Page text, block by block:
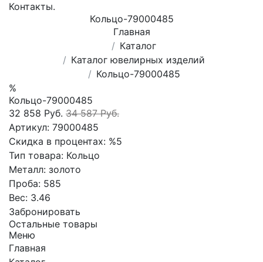
Контакты.
Кольцо-79000485
Главная
Каталог
Каталог ювелирных изделий
Кольцо-79000485
%
Кольцо-79000485
32 858 Руб. 34 587 Руб.
Артикул: 79000485
Скидка в процентах: %5
Тип товара: Кольцо
Металл: золото
Проба: 585
Вес: 3.46
Забронировать
Остальные товары
Меню
Главная